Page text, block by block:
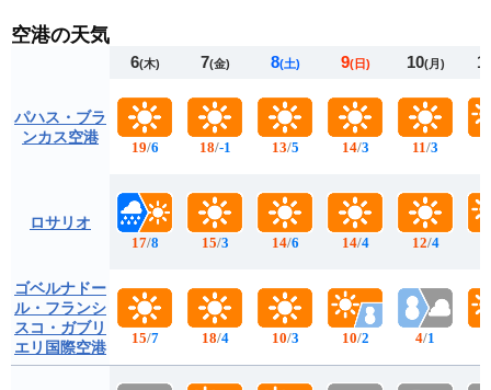
空港の天気
パハス・ブラ
ンカス空港
ロサリオ
ゴベルナドー
ル・フランシ
スコ・ガブリ
エリ国際空港
6(木)
19/6
17/8
15/7
7(金)
18/-1
15/3
18/4
8(土)
13/5
14/6
10/3
9(日)
14/3
14/4
10/2
10(月)
11/3
12/4
4/1